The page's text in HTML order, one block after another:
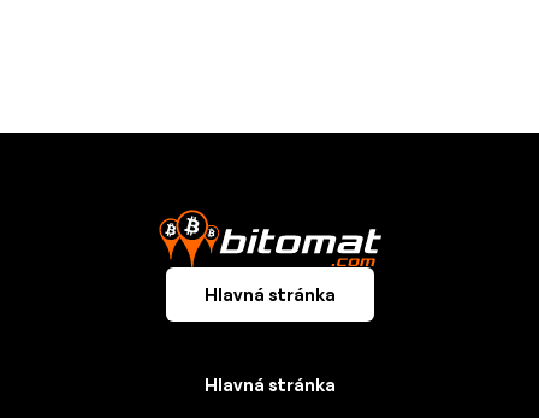
Hlavná stránka
Hlavná stránka